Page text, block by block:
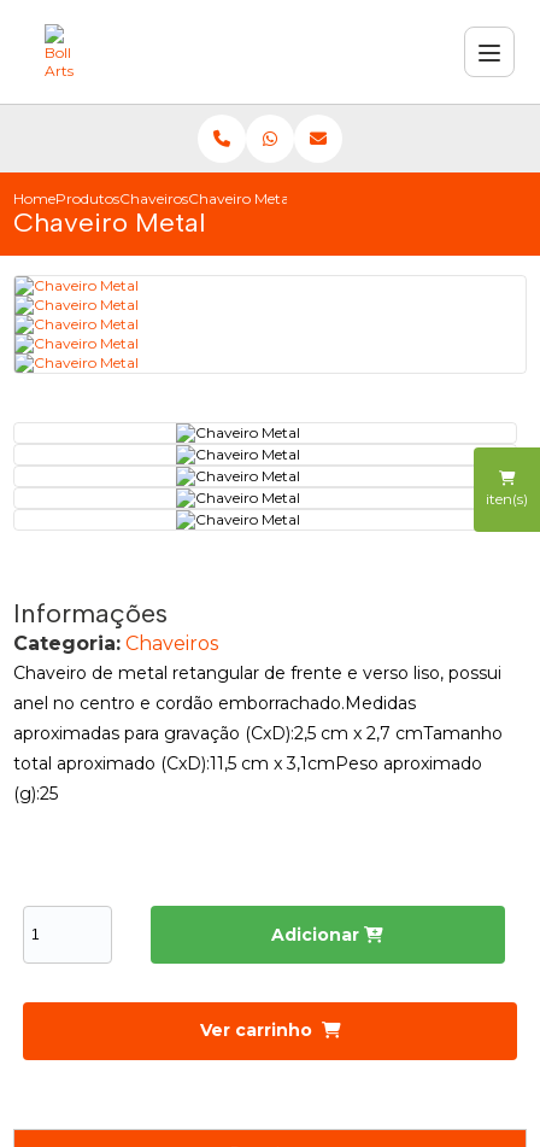
iten(s)
HomeProdutosChaveirosChaveiro Metal
Chaveiro Metal
Informações
Categoria: Chaveiros
Chaveiro de metal retangular de frente e verso liso, possui
anel no centro e cordão emborrachado.Medidas
aproximadas para gravação (CxD):2,5 cm x 2,7 cmTamanho
total aproximado (CxD):11,5 cm x 3,1cmPeso aproximado
(g):25
Adicionar
Ver carrinho